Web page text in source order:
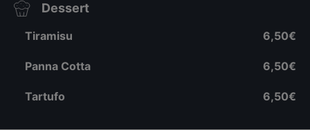
Dessert
Tiramisu 6,50€
Panna Cotta 6,50€
Tartufo 6,50€